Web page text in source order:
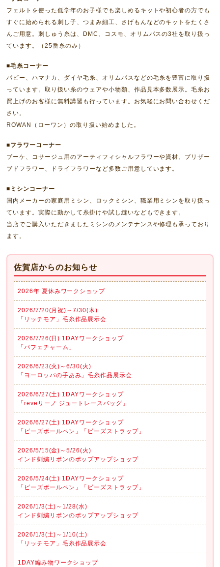
フェルトを使った低学年のお子様でも楽しめるキットや初心者の方でも
すぐに始められる刺し子、つまみ細工、さげもんなどのキットをたくさ
んご用意。刺しゅう糸は、DMC、コスモ、オリムパスの3社を取り扱っ
ています。（25番糸のみ）
■毛糸コーナー
パピー、ハマナカ、ダイヤ毛糸、オリムパスなどの毛糸を豊富に取り扱
っています。取り扱い糸のウェアや小物類、作品見本多数展示。毛糸お
買上げのお客様に無料講習も行っています。お気軽にお問い合わせくだ
さい。
ROWAN（ローワン）の取り扱い始めました。
■フラワーコーナー
ブーケ、コサージュ用のアーティフィシャルフラワーや資材、プリザー
ブドフラワー、ドライフラワーなど多数ご用意しています。
■ミシンコーナー
国内メーカーの家庭用ミシン、ロックミシン、職業用ミシンを取り扱っ
ています。実際に動かして糸掛けや試し縫いなどもできます。
当店でご購入いただきましたミシンのメンテナンスや修理も承っており
ます。
佐賀店からのお知らせ
2026年 夏休みワークショップ
2026/7/20(月祝)～7/30(木)
「リッチモア」毛糸作品展示会
2026/7/26(日) 1DAYワークショップ
「パフェチャーム」
2026/6/23(火)～6/30(火)
「ヨーロッパの手あみ」毛糸作品展示会
2026/6/27(土) 1DAYワークショップ
「reveリーノ ジュートレースバッグ」
2026/6/27(土) 1DAYワークショップ
「ビーズボールペン」「ビーズストラップ」
2026/5/15(金)～5/26(火)
インド刺繍リボンのポップアップショップ
2026/5/24(土) 1DAYワークショップ
「ビーズボールペン」「ビーズストラップ」
2026/1/3(土)～1/28(水)
インド刺繍リボンのポップアップショップ
2026/1/3(土)～1/10(土)
「リッチモア」毛糸作品展示会
1DAY編み物ワークショップ